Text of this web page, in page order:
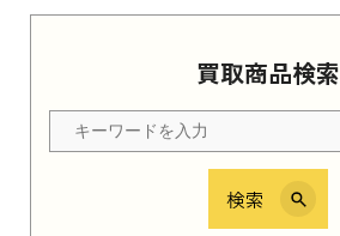
買取商品検索
検索
Apple Watch Series 11 2025
ちら
iPhone 16e シリーズ 2025